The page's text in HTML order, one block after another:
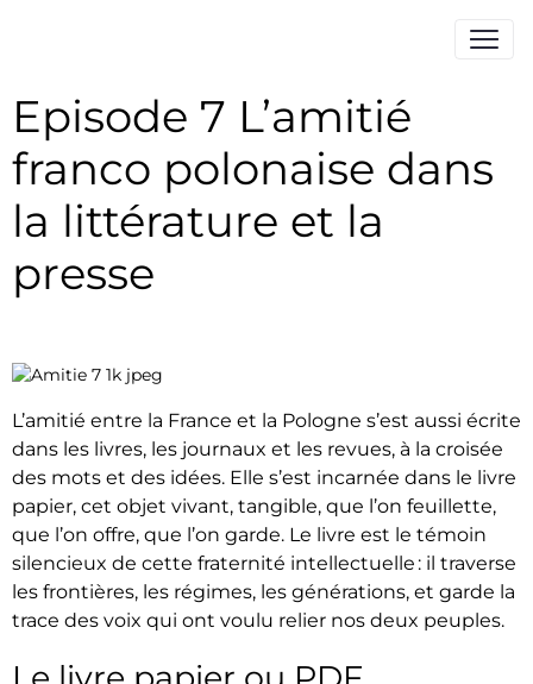
Episode 7 L’amitié
franco polonaise dans
la littérature et la
presse
L’amitié entre la France et la Pologne s’est aussi écrite
dans les livres, les journaux et les revues, à la croisée
des mots et des idées. Elle s’est incarnée dans le livre
papier, cet objet vivant, tangible, que l’on feuillette,
que l’on offre, que l’on garde. Le livre est le témoin
silencieux de cette fraternité intellectuelle : il traverse
les frontières, les régimes, les générations, et garde la
trace des voix qui ont voulu relier nos deux peuples.